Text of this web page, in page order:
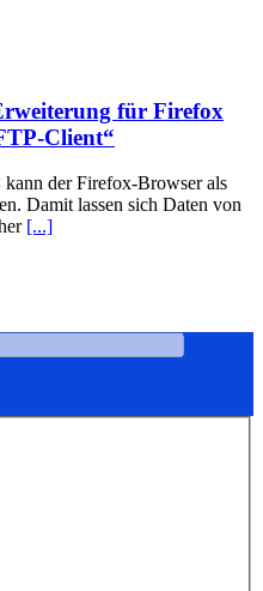
für Firefox
Client“
der Firefox-Browser als
Damit lassen sich Daten von
[...]